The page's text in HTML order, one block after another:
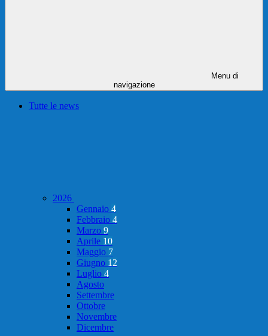
Menu di
navigazione
Tutte le news
2026
Gennaio 4
Febbraio 4
Marzo 9
Aprile 10
Maggio 7
Giugno 12
Luglio 4
Agosto
Settembre
Ottobre
Novembre
Dicembre